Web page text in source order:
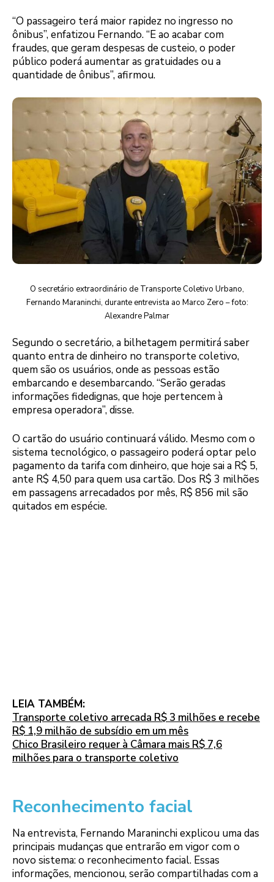
“O passageiro terá maior rapidez no ingresso no
ônibus”, enfatizou Fernando. “E ao acabar com
fraudes, que geram despesas de custeio, o poder
público poderá aumentar as gratuidades ou a
quantidade de ônibus”, afirmou.
O secretário extraordinário de Transporte Coletivo Urbano,
Fernando Maraninchi, durante entrevista ao Marco Zero – foto:
Alexandre Palmar
Segundo o secretário, a bilhetagem permitirá saber
quanto entra de dinheiro no transporte coletivo,
quem são os usuários, onde as pessoas estão
embarcando e desembarcando. “Serão geradas
informações fidedignas, que hoje pertencem à
empresa operadora”, disse.
O cartão do usuário continuará válido. Mesmo com o
sistema tecnológico, o passageiro poderá optar pelo
pagamento da tarifa com dinheiro, que hoje sai a R$ 5,
ante R$ 4,50 para quem usa cartão. Dos R$ 3 milhões
em passagens arrecadados por mês, R$ 856 mil são
quitados em espécie.
LEIA TAMBÉM:
Transporte coletivo arrecada R$ 3 milhões e recebe
R$ 1,9 milhão de subsídio em um mês
Chico Brasileiro requer à Câmara mais R$ 7,6
milhões para o transporte coletivo
Reconhecimento facial
Na entrevista, Fernando Maraninchi explicou uma das
principais mudanças que entrarão em vigor com o
novo sistema: o reconhecimento facial. Essas
informações, mencionou, serão compartilhadas com a